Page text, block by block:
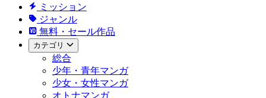
ミッション
ジャンル
無料・セール作品
カテゴリ
総合
少年・青年マンガ
少女・女性マンガ
オトナマンガ